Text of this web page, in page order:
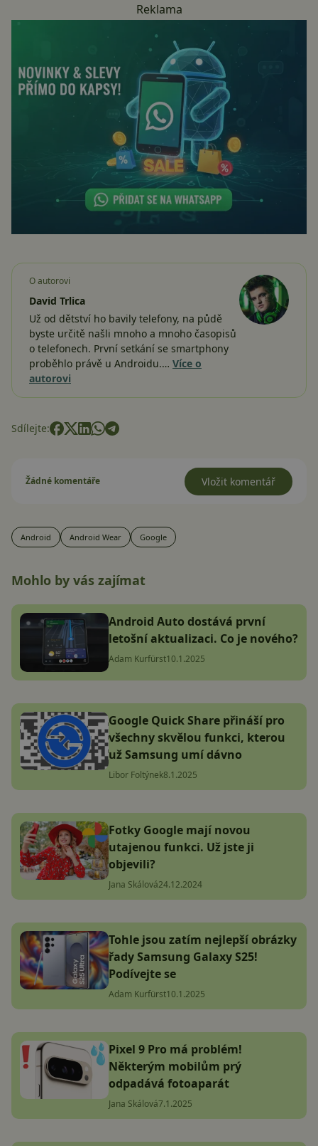
Reklama
O autorovi
David Trlica
Už od dětství ho bavily telefony, na půdě
byste určitě našli mnoho a mnoho časopisů
o telefonech. První setkání se smartphony
proběhlo právě u Androidu.… Více o
autorovi
Sdílejte:
Žádné komentáře Vložit komentář
Android Android Wear Google
Mohlo by vás zajímat
Android Auto dostává první
letošní aktualizaci. Co je nového?
Adam Kurfürst10.1.2025
Google Quick Share přináší pro
všechny skvělou funkci, kterou
už Samsung umí dávno
Libor Foltýnek8.1.2025
Fotky Google mají novou
utajenou funkci. Už jste ji
objevili?
Jana Skálová24.12.2024
Tohle jsou zatím nejlepší obrázky
řady Samsung Galaxy S25!
Podívejte se
Adam Kurfürst10.1.2025
Pixel 9 Pro má problém!
Některým mobilům prý
odpadává fotoaparát
Jana Skálová7.1.2025